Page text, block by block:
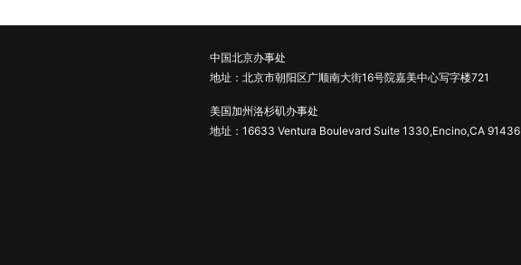
中国北京办事处
地址：北京市朝阳区广顺南大街16号院嘉美中心写字楼721
美国加州洛杉矶办事处
地址：16633 Ventura Boulevard Suite 1330,Encino,CA 91436